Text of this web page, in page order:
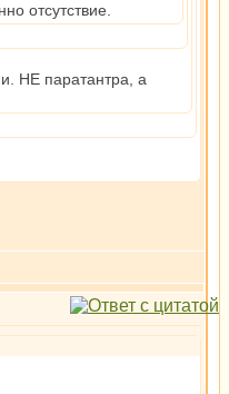
отсутствие.
НЕ паратантра, а